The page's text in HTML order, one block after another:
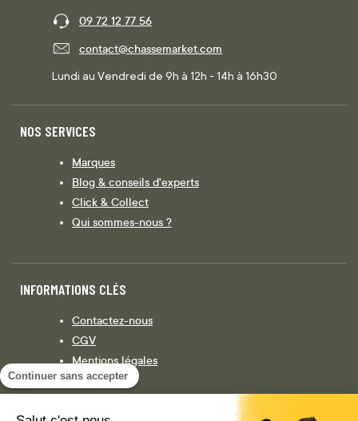
Continuer sans accepter
09 72 12 77 56
contact@chassemarket.com
Lundi au Vendredi de 9h à 12h - 14h à 16h30
NOS SERVICES
Marques
Blog & conseils d'experts
Click & Collect
Qui sommes-nous ?
INFORMATIONS CLÉS
Contactez-nous
CGV
Mentions légales
Législation